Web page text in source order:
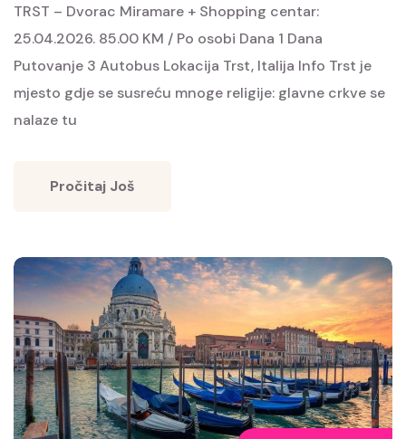
TRST – Dvorac Miramare + Shopping centar:
25.04.2026. 85.00 KM / Po osobi Dana 1 Dana
Putovanje 3 Autobus Lokacija Trst, Italija Info Trst je
mjesto gdje se susreću mnoge religije: glavne crkve se
nalaze tu
Pročitaj Još